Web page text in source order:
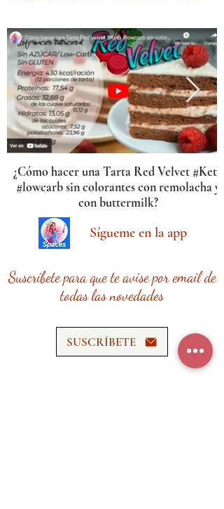
¿Cómo hacer una Tarta Red Velvet #Keto
#lowcarb sin colorantes con remolacha y
con buttermilk?
Sígueme en la app
Suscríbete para que te avise por email de
todas las novedades
SUSCRÍBETE